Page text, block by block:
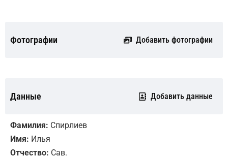
Фотографии Добавить фотографии
Данные Добавить данные
Фамилия: Спирлиев
Имя: Илья
Отчество: Сав.